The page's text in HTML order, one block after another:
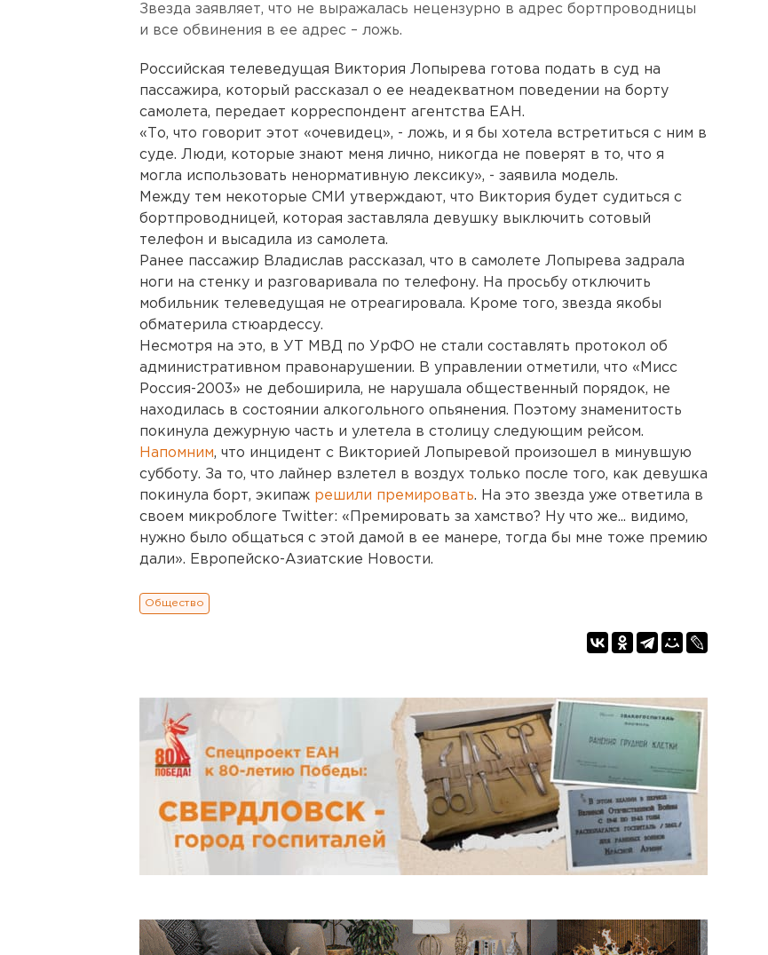
Звезда заявляет, что не выражалась нецензурно в адрес бортпроводницы
и все обвинения в ее адрес – ложь.
Российская телеведущая Виктория Лопырева готова подать в суд на
пассажира, который рассказал о ее неадекватном поведении на борту
самолета, передает корреспондент агентства ЕАН.
«То, что говорит этот «очевидец», - ложь, и я бы хотела встретиться с ним в
суде. Люди, которые знают меня лично, никогда не поверят в то, что я
могла использовать ненормативную лексику», - заявила модель.
Между тем некоторые СМИ утверждают, что Виктория будет судиться с
бортпроводницей, которая заставляла девушку выключить сотовый
телефон и высадила из самолета.
Ранее пассажир Владислав рассказал, что в самолете Лопырева задрала
ноги на стенку и разговаривала по телефону. На просьбу отключить
мобильник телеведущая не отреагировала. Кроме того, звезда якобы
обматерила стюардессу.
Несмотря на это, в УТ МВД по УрФО не стали составлять протокол об
административном правонарушении. В управлении отметили, что «Мисс
Россия-2003» не дебоширила, не нарушала общественный порядок, не
находилась в состоянии алкогольного опьянения. Поэтому знаменитость
покинула дежурную часть и улетела в столицу следующим рейсом.
Напомним, что инцидент с Викторией Лопыревой произошел в минувшую
субботу. За то, что лайнер взлетел в воздух только после того, как девушка
покинула борт, экипаж решили премировать. На это звезда уже ответила в
своем микроблоге Twitter: «Премировать за хамство? Ну что же... видимо,
нужно было общаться с этой дамой в ее манере, тогда бы мне тоже премию
дали». Европейско-Азиатские Новости.
Общество